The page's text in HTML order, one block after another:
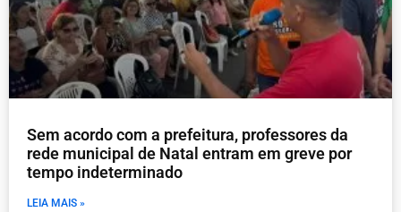
​Sem acordo com a prefeitura, professores da
rede municipal de Natal entram em greve por
tempo indeterminado
LEIA MAIS »